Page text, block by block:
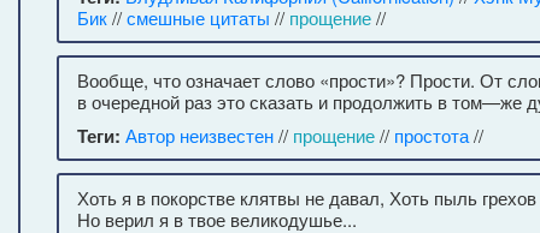
Бик//смешные цитаты // прощение//
Вообще, что означает слово «прости»? Прости. От
в очередной раз это сказать и продолжить в том—же
Теги: Автор неизвестен// прощение// простота//
Хоть я в покорстве клятвы не давал, Хоть пыль
Но верил я в твое великодушье...